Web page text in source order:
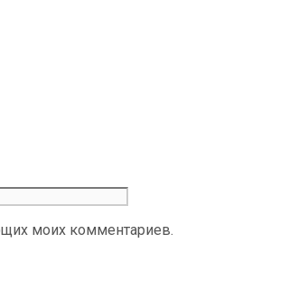
моих комментариев.